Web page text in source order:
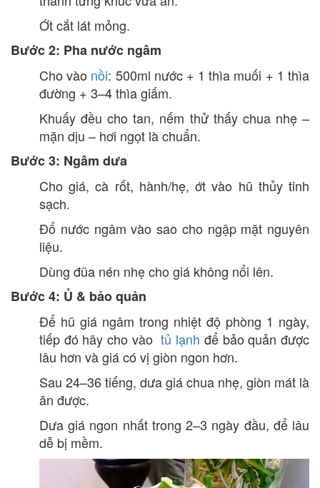
Ớt cắt lát mỏng.
Bước 2: Pha nước ngâm
Cho vào nồi: 500ml nước + 1 thìa muối + 1 thìa
đường + 3–4 thìa giấm.
Khuấy đều cho tan, nếm thử thấy chua nhẹ –
mặn dịu – hơi ngọt là chuẩn.
Bước 3: Ngâm dưa
Cho giá, cà rốt, hành/hẹ, ớt vào hũ thủy tinh
sạch.
Đổ nước ngâm vào sao cho ngập mặt nguyên
liệu.
Dùng đũa nén nhẹ cho giá không nổi lên.
Bước 4: Ủ & bảo quản
Để hũ giá ngâm trong nhiệt độ phòng 1 ngày,
tiếp đó hãy cho vàotủ lạnh để bảo quản được
lâu hơn và giá có vị giòn ngon hơn.
Sau 24–36 tiếng, dưa giá chua nhẹ, giòn mát là
ăn được.
Dưa giá ngon nhất trong 2–3 ngày đầu, để lâu
dễ bị mềm.